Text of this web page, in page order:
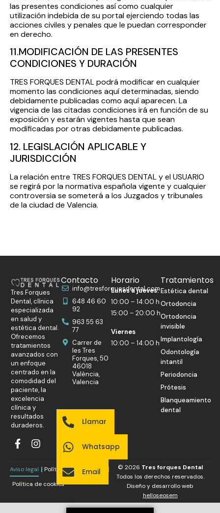
las presentes condiciones así como cualquier
utilización indebida de su portal ejerciendo todas las
acciones civiles y penales que le puedan corresponder
en derecho.
11.MODIFICACIÓN DE LAS PRESENTES
CONDICIONES Y DURACIÓN
TRES FORQUES DENTAL podrá modificar en cualquier
momento las condiciones aquí determinadas, siendo
debidamente publicadas como aquí aparecen. La
vigencia de las citadas condiciones irá en función de su
exposición y estarán vigentes hasta que sean
modificadas por otras debidamente publicadas.
12. LEGISLACIÓN APLICABLE Y
JURISDICCIÓN
La relación entre TRES FORQUES DENTAL y el USUARIO
se regirá por la normativa española vigente y cualquier
controversia se someterá a los Juzgados y tribunales
de la ciudad de Valencia.
Tres Forques
Dental, clínica
especializada
en salud y
estética dental.
Ofrecemos
tratamientos
avanzados con
un enfoque
centrado en la
comodidad del
paciente, la
excelencia
clínica y
resultados
duraderos.
Contacto
info@tresforquesdental.com
648 46 60
92
963 55 63
77
Carrer de
les Tres
Forques, 50
46018
València,
Valencia
Horario
Lunes a jueves:
10:00 – 14:00 h
15:00 – 20:00 h
Viernes
10:00 – 14:00 h
Tratamientos
Estética dental
Ortodoncia
Ortodoncia
invisible
Implantología
Odontología
intantil
Periodoncia
Prótesis
Blanqueamiento
dental
© 2026 Tres forques Dental
Todos los derechos reservados.
Diseño y desarrollo web
helloseosem
Aviso legal
Política de privacidad
Política de cookies
Llamar
Whatsapp
Email